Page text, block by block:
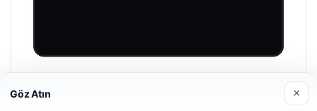
Prenses Night Club
Göz Atın ×